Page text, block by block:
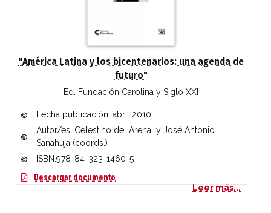
"América Latina y los bicentenarios: una agenda de
futuro"
Ed. Fundación Carolina y Siglo XXI
Fecha publicación: abril 2010
Autor/es: Celestino del Arenal y José Antonio
Sanahuja (coords.)
ISBN:978-84-323-1460-5
Descargar documento
Leer más...